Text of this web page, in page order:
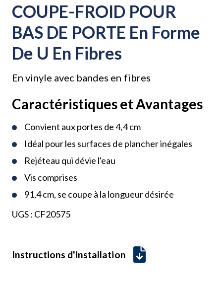
COUPE-FROID POUR
BAS DE PORTE En Forme
De U En Fibres
En vinyle avec bandes en fibres
Caractéristiques et Avantages
Convient aux portes de 4,4 cm
Idéal pour les surfaces de plancher inégales
Rejéteau qui dévie l'eau
Vis comprises
91,4 cm, se coupe à la longueur désirée
UGS : CF20575
Instructions d'installation